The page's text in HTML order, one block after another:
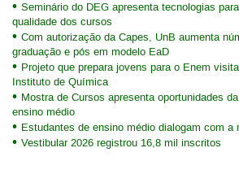
Seminário do DEG apresenta tecnologias
qualidade dos cursos
Com autorização da Capes, UnB aumenta
graduação e pós em modelo EaD
Projeto que prepara jovens para o Enem
Instituto de Química
Mostra de Cursos apresenta oportunidades
ensino médio
Estudantes de ensino médio dialogam com a
Vestibular 2026 registrou 16,8 mil inscritos